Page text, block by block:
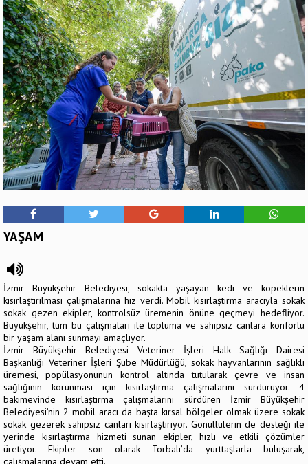
YAŞAM
İzmir Büyükşehir Belediyesi, sokakta yaşayan kedi ve köpeklerin
kısırlaştırılması çalışmalarına hız verdi. Mobil kısırlaştırma aracıyla sokak
sokak gezen ekipler, kontrolsüz üremenin önüne geçmeyi hedefliyor.
Büyükşehir, tüm bu çalışmaları ile topluma ve sahipsiz canlara konforlu
bir yaşam alanı sunmayı amaçlıyor.
İzmir Büyükşehir Belediyesi Veteriner İşleri Halk Sağlığı Dairesi
Başkanlığı Veteriner İşleri Şube Müdürlüğü, sokak hayvanlarının sağlıklı
üremesi, popülasyonunun kontrol altında tutularak çevre ve insan
sağlığının korunması için kısırlaştırma çalışmalarını sürdürüyor. 4
bakımevinde kısırlaştırma çalışmalarını sürdüren İzmir Büyükşehir
Belediyesi’nin 2 mobil aracı da başta kırsal bölgeler olmak üzere sokak
sokak gezerek sahipsiz canları kısırlaştırıyor. Gönüllülerin de desteği ile
yerinde kısırlaştırma hizmeti sunan ekipler, hızlı ve etkili çözümler
üretiyor. Ekipler son olarak Torbalı’da yurttaşlarla buluşarak,
çalışmalarına devam etti.